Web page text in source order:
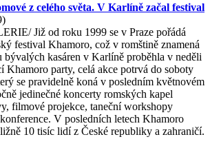
z celého světa. V Karlíně začal festival
Již od roku 1999 se v Praze pořádá
festival Khamoro, což v romštině znamená
kasáren v Karlíně proběhla v neděli
Khamoro party, celá akce potrvá do soboty
se pravidelně koná v posledním květnovém
jedinečné koncerty romských kapel
filmové projekce, taneční workshopy
V posledních letech Khamoro
10 tisíc lidí z České republiky a zahraničí.